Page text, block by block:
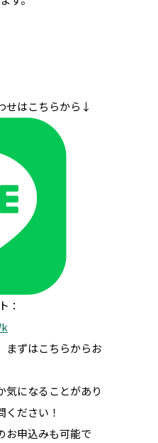
せはこちらから↓
：
まずはこちらからお
気になることがあり
ください！
お申込みも可能で